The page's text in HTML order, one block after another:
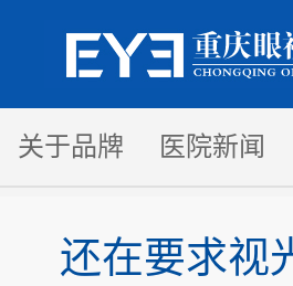
关于品牌 医院新闻
还在要求视